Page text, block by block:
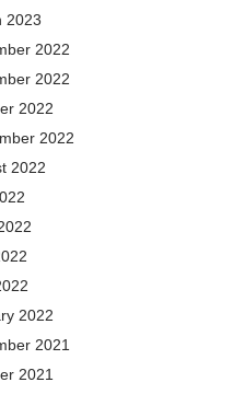
2023
2022
2022
2022
2022
2022
2022
2021
2021